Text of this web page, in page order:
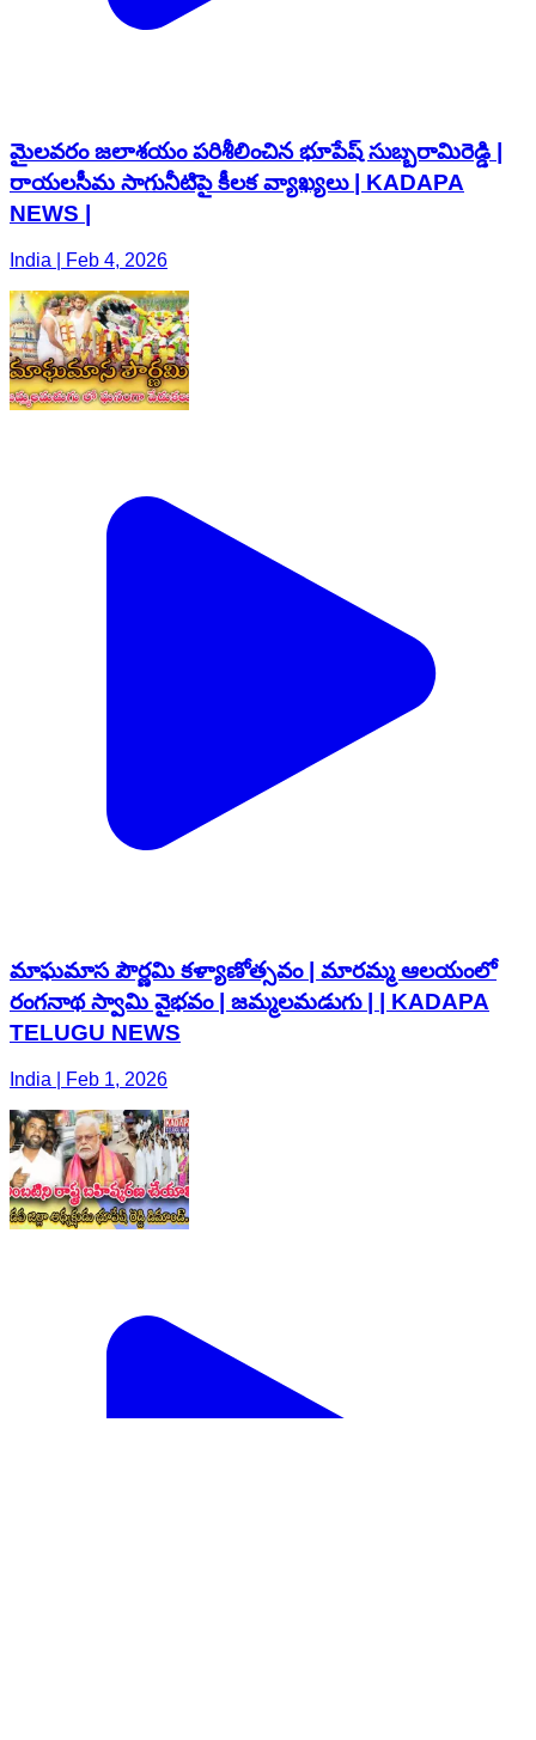
మైలవరం జలాశయం పరిశీలించిన భూపేష్ సుబ్బరామిరెడ్డి |
రాయలసీమ సాగునీటిపై కీలక వ్యాఖ్యలు | KADAPA
NEWS |
India | Feb 4, 2026
మాఘమాస పౌర్ణమి కళ్యాణోత్సవం | మారమ్మ ఆలయంలో
రంగనాథ స్వామి వైభవం | జమ్మలమడుగు | | KADAPA
TELUGU NEWS
India | Feb 1, 2026